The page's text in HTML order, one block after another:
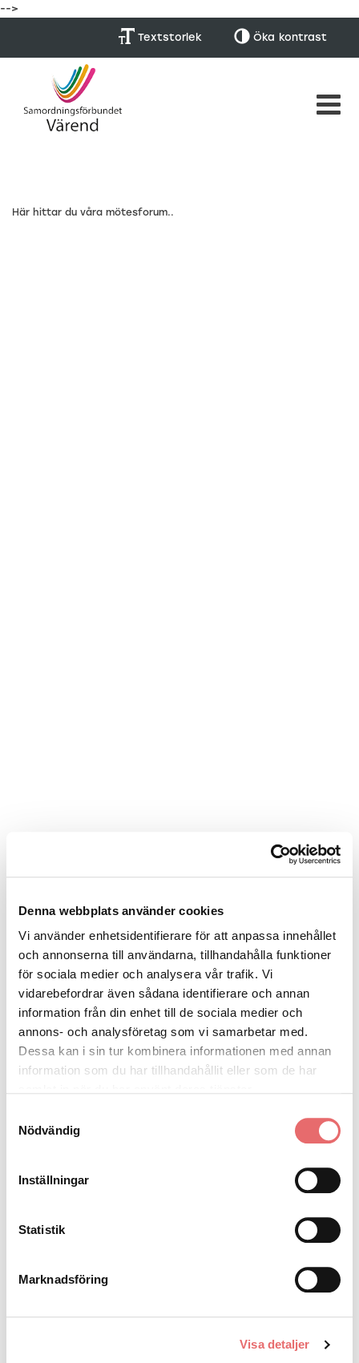
Denna webbplats använder cookies
Vi använder enhetsidentifierare för att anpassa innehållet
och annonserna till användarna, tillhandahålla funktioner
för sociala medier och analysera vår trafik. Vi
vidarebefordrar även sådana identifierare och annan
information från din enhet till de sociala medier och
annons- och analysföretag som vi samarbetar med.
Dessa kan i sin tur kombinera informationen med annan
information som du har tillhandahållit eller som de har
Nödvändig
Inställningar
Statistik
Marknadsföring
Visa detaljer
-->
Textstorlek Öka kontrast
Här hittar du våra mötesforum..